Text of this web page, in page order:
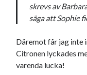
Kategorier
Etiketter
skrevs av
säga att Sophie
Däremot får jag inte
Citronen lyckades
varenda lucka!